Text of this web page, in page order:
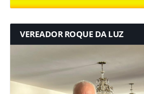
VEREADOR ROQUE DA LUZ